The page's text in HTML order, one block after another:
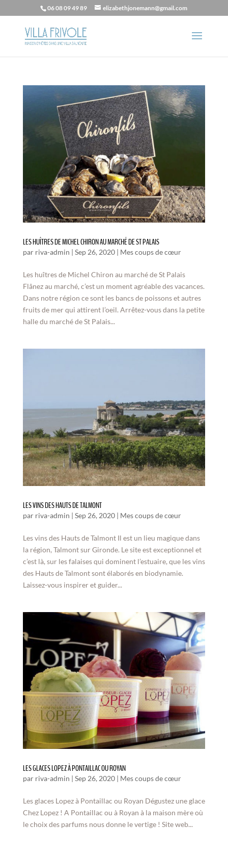
06 08 09 49 89 elizabethjonemann@gmail.com
LES HUÎTRES DE MICHEL CHIRON AU MARCHÉ DE ST PALAIS
par riva-admin | Sep 26, 2020| Mes coups de cœur
Les huîtres de Michel Chiron au marché de St Palais
Flânez au marché, c’est un moment agréable des vacances.
Dans notre région ce sont les bancs de poissons et autres
fruits de mer qui attirent l’oeil. Arrêtez-vous dans la petite
halle du marché de St Palais...
LES VINS DES HAUTS DE TALMONT
par riva-admin | Sep 26, 2020| Mes coups de cœur
Les vins des Hauts de Talmont Il est un lieu magique dans
la région, Talmont sur Gironde. Le site est exceptionnel et
c’est là, sur les falaises qui dominent l’estuaire, que les vins
des Hauts de Talmont sont élaborés en biodynamie.
Laissez-vous inspirer et guider...
LES GLACES LOPEZ À PONTAILLAC OU ROYAN
par riva-admin | Sep 26, 2020| Mes coups de cœur
Les glaces Lopez à Pontaillac ou Royan Dégustez une glace
Chez Lopez ! A Pontaillac ou à Royan à la maison mère où
le choix des parfums nous donne le vertige ! Site web...